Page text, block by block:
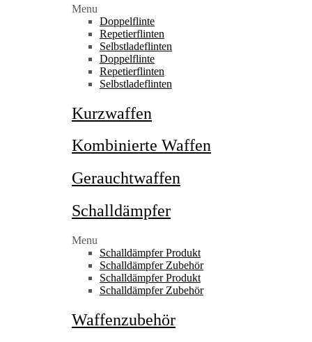
Menu
Doppelflinte
Repetierflinten
Selbstladeflinten
Doppelflinte
Repetierflinten
Selbstladeflinten
Kurzwaffen
Kombinierte Waffen
Gerauchtwaffen
Schalldämpfer
Menu
Schalldämpfer Produkt
Schalldämpfer Zubehör
Schalldämpfer Produkt
Schalldämpfer Zubehör
Waffenzubehör